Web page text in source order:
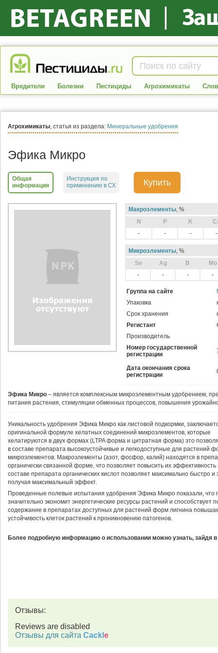
Вредители Болезни Пестициды Агрохимикаты
Агрохимикаты, статья из раздела: Минеральные удобрения
Эфика Микро
Общая
информация
Инструкция по
применению в СХ
Купить
Макроэлементы, %
N
P K
-
- - -
Микроэлементы, %
Sе
Ag B
Mo
-
- - -
Группа на сайте
Упаковка
Срок хранения
Регистант
Производитель
Номер государственной
регистрации
Дата окончания срока
регистрации
Эфика Микро – является комплексным микроэлементным удобрением,
питания растения, стимуляции обменных процессов, повышения
Уникальность удобрения Эфика Микро как листовой подкормки,
оригинальной формуле хелатных соединений микроэлементов, которые
хелатируются в двух формах (LTPA форма и цитратная форма) это
в составе препарата высокоустойчивые и легкодоступные для растений
микроэлементов. Макроэлементы (азот, фосфор, калий) находятся в
органически связанной форме, что позволяет повысить их
составе препарата органических кислот позволяет максимально быстро
получая максимальный эффект.
Проведенные полевые испытания удобрения Эфика Микро показали, что
значительно экономит энергетические ресурсы растений и
содержание в препаратах доступных для растений форм лигнина
устойчивость клеток растений к проникновению патогенов.
Более подробную информацию о использовании можно узнать, зайдя в
Отзывы:
Reviews are disabled
Отзывы для сайта Cackl e